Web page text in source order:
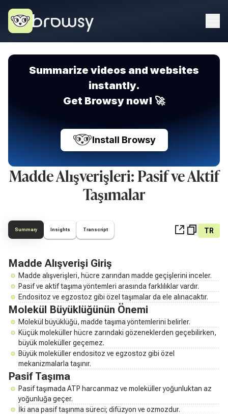
Summarize videos and websites
instantly.
Get Browsy now! 🚀
Install Browsy
Madde Alışverişleri: Pasif ve Aktif
Taşımalar
Summary Insights Transcript TR
Madde Alışverişi Giriş
Madde alışverişleri, hücre zarından madde geçişlerini inceler.
Pasif ve aktif taşıma yöntemleri arasında farklılıklar vardır.
Endositoz ve egzostoz gibi özel taşımalar da ele alınacaktır.
Molekül Büyüklüğünün Önemi
Molekül büyüklüğü, madde taşıma yöntemlerini belirler.
Küçük moleküller hücre zarındaki gözeneklerden geçebilirken,
büyük moleküller geçemez.
Büyük moleküller endositoz ve egzostoz gibi özel
mekanizmalarla taşınır.
Pasif Taşıma
Pasif taşımada ATP harcanmaz ve moleküller yoğunluktan az
yoğunluğa geçer.
İki ana pasif taşınma süreci; difüzyon ve ozmozdur.